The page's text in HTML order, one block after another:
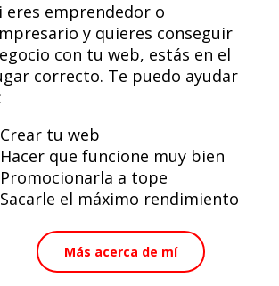
eres emprendedor o
y quieres conseguir
con tu web, estás en el
correcto. Te puedo ayudar
Crear tu web
Hacer que funcione muy bien
Promocionarla a tope
Sacarle el máximo rendimiento
Más acerca de mí